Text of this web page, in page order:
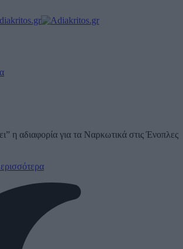
η αδιαφορία για τα Ναρκωτικά στις Ένοπλες